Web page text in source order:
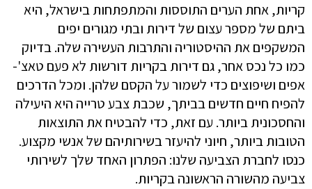
קריות, אחת הערים התוססות והמתפתחות בישראל, היא
ביתם של מספר עצום של דירות ובתי מגורים יפים
המשקפים את ההיסטוריה והתרבות העשירה שלה. בדיוק
כמו כל נכס אחר, גם דירות בקריות דורשות לא פעם טאצ'-
אפים ושיפוצים כדי לשמור על הקסם שלהן. ומכל הדרכים
להפיח חיים חדשים בביתך, שכבת צבע טרייה היא היעילה
והחסכונית ביותר. עם זאת, כדי להבטיח את התוצאות
הטובות ביותר, חיוני להיעזר בשירותיהם של אנשי מקצוע.
כנסו לחברת הצביעה שלנו: הפתרון האחד שלך לשירותי
צביעה מהשורה הראשונה בקריות.